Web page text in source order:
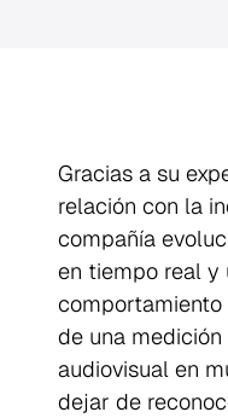
Gracias a su
relación con la
compañía
en tiempo real y
comportamiento
de una
audiovisual en
dejar de